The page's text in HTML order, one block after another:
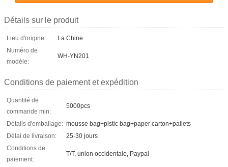
Détails sur le produit
Lieu d'origine:
La Chine
Numéro de
modèle:
WH-YN201
Conditions de paiement et expédition
Quantité de
commande min:
5000pcs
Détails d'emballage: mousse bag+plstic bag+paper carton+pallets
Délai de livraison:
25-30 jours
Conditions de
paiement:
T/T, union occidentale, Paypal